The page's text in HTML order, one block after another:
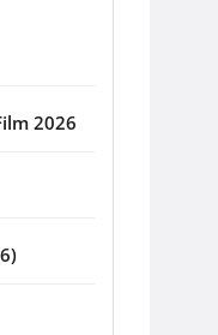
2026